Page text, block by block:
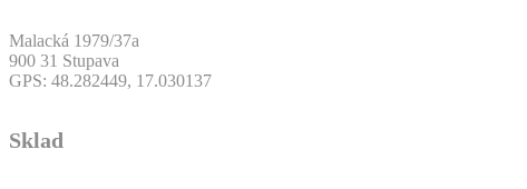
Malacká 1979/37a
900 31 Stupava
GPS: 48.282449, 17.030137
Sklad